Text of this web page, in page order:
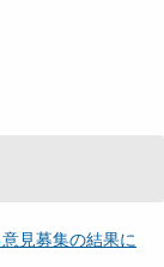
見募集の結果に